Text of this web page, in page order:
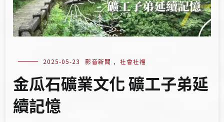
2025-05-23 影音新聞 , 社會社福
金瓜石礦業文化 礦工子弟延
續記憶